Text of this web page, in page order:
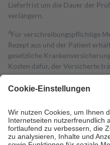
Lieferfrist um die Dauer der
verlängern.
4Für verschreibungspflichtige
Rezept aus und der Patient
gesetzliche
Kosten dafür, der Versicherte
mit.
Grundsätzlich leisten Mitglieder
höchstens zehn Euro.
Es sind
Kosten der Leistung zu
Diese Regeln gelten
Bei Heilmitteln und häuslicher